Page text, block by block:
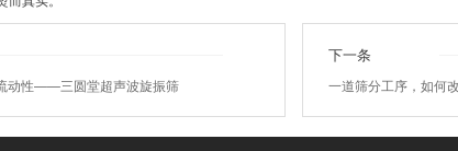
动性——三圆堂超声波旋振筛
下一条
一道筛分工序，如何